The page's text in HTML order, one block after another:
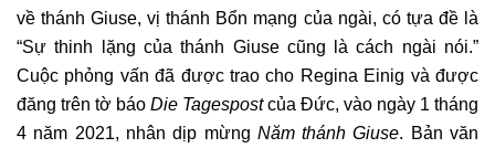
về thánh Giuse, vị thánh Bổn mạng của ngài, có tựa đề là
“Sự thinh lặng của thánh Giuse cũng là cách ngài nói.”
Cuộc phỏng vấn đã được trao cho Regina Einig và được
đăng trên tờ báo Die Tagespostcủa Đức, vào ngày 1 tháng
4 năm 2021, nhân dịp mừng Năm thánh Giuse. Bản văn